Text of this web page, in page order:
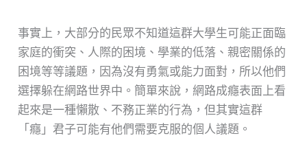
事實上，大部分的民眾不知道這群大學生可能正面臨
家庭的衝突、人際的困境、學業的低落、親密關係的
困境等等議題，因為沒有勇氣或能力面對，所以他們
選擇躲在網路世界中。簡單來說，網路成癮表面上看
起來是一種懶散、不務正業的行為，但其實這群
「癮」君子可能有他們需要克服的個人議題。